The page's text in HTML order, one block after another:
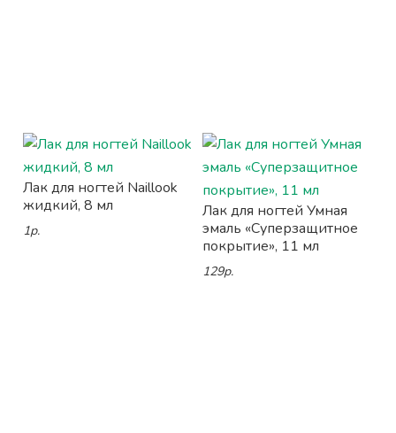
Лак для ногтей Naillook
жидкий, 8 мл
1р.
Лак для ногтей Умная
эмаль «Суперзащитное
покрытие», 11 мл
129р.